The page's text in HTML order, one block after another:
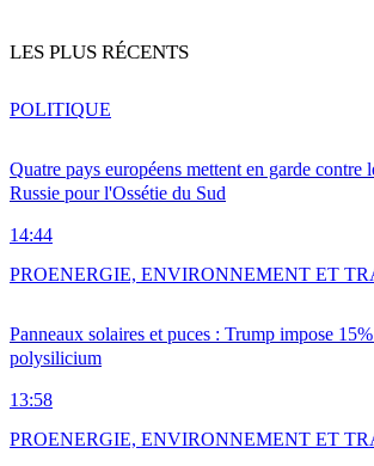
LES PLUS RÉCENTS
Quatre pays européens mettent en garde contre
Russie pour l'Ossétie du Sud
14:44
POLITIQUE
Panneaux solaires et puces : Trump impose
polysilicium
13:58
PROENERGIE, ENVIRONNEMENT ET
PROENERGIE, ENVIRONNEMENT ET